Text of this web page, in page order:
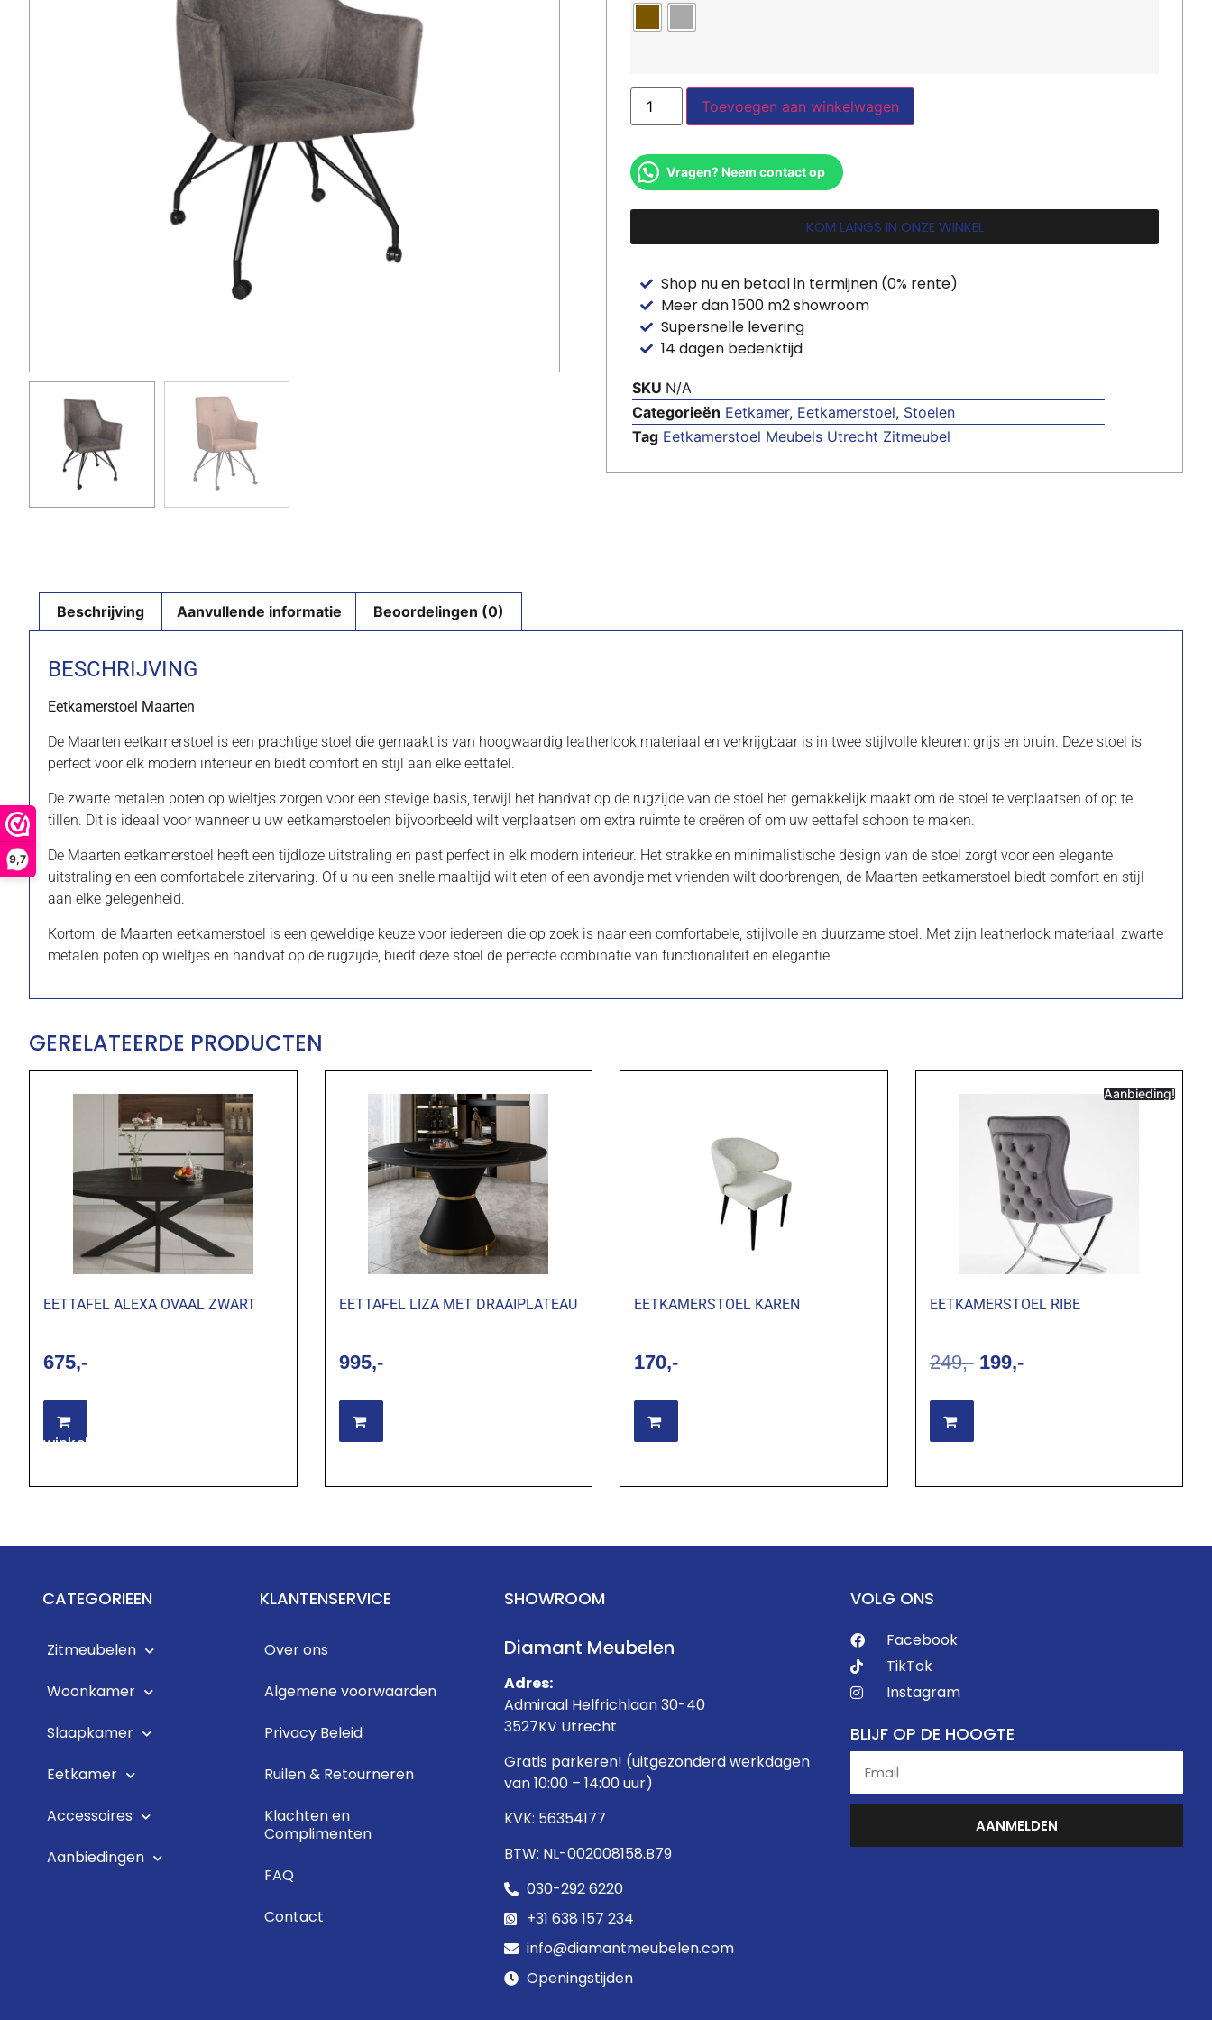
9,7
Toevoegen aan winkelwagen
Vragen? Neem contact op
KOM LANGS IN ONZE WINKEL
Shop nu en betaal in termijnen (0% rente)
Meer dan 1500 m2 showroom
Supersnelle levering
14 dagen bedenktijd
SKU N/A
Categorieën Eetkamer, Eetkamerstoel, Stoelen
Tag Eetkamerstoel Meubels Utrecht Zitmeubel
Beschrijving Aanvullende informatie Beoordelingen (0)
BESCHRIJVING
Eetkamerstoel Maarten
De Maarten eetkamerstoel is een prachtige stoel die gemaakt is van hoogwaardig leatherlook materiaal en verkrijgbaar is in twee stijlvolle kleuren: grijs en bruin. Deze stoel is
perfect voor elk modern interieur en biedt comfort en stijl aan elke eettafel.
De zwarte metalen poten op wieltjes zorgen voor een stevige basis, terwijl het handvat op de rugzijde van de stoel het gemakkelijk maakt om de stoel te verplaatsen of op te
tillen. Dit is ideaal voor wanneer u uw eetkamerstoelen bijvoorbeeld wilt verplaatsen om extra ruimte te creëren of om uw eettafel schoon te maken.
De Maarten eetkamerstoel heeft een tijdloze uitstraling en past perfect in elk modern interieur. Het strakke en minimalistische design van de stoel zorgt voor een elegante
uitstraling en een comfortabele zitervaring. Of u nu een snelle maaltijd wilt eten of een avondje met vrienden wilt doorbrengen, de Maarten eetkamerstoel biedt comfort en stijl
aan elke gelegenheid.
Kortom, de Maarten eetkamerstoel is een geweldige keuze voor iedereen die op zoek is naar een comfortabele, stijlvolle en duurzame stoel. Met zijn leatherlook materiaal, zwarte
metalen poten op wieltjes en handvat op de rugzijde, biedt deze stoel de perfecte combinatie van functionaliteit en elegantie.
GERELATEERDE PRODUCTEN
EETTAFEL ALEXA OVAAL ZWART
675
winkelwagen
EETTAFEL LIZA MET DRAAIPLATEAU
995
EETKAMERSTOEL KAREN
170
Aanbieding!
EETKAMERSTOEL RIBE
249 199
CATEGORIEEN
Zitmeubelen
Woonkamer
Slaapkamer
Eetkamer
Accessoires
Aanbiedingen
KLANTENSERVICE
Over ons
Algemene voorwaarden
Privacy Beleid
Ruilen & Retourneren
Klachten en
Complimenten
FAQ
Contact
SHOWROOM
Diamant Meubelen
Adres:
Admiraal Helfrichlaan 30-40
3527KV Utrecht
Gratis parkeren! (uitgezonderd werkdagen
van 10:00 – 14:00 uur)
KVK: 56354177
BTW: NL-002008158.B79
030-292 6220
+31 638 157 234
info@diamantmeubelen.com
Openingstijden
VOLG ONS
Facebook
TikTok
Instagram
BLIJF OP DE HOOGTE
AANMELDEN